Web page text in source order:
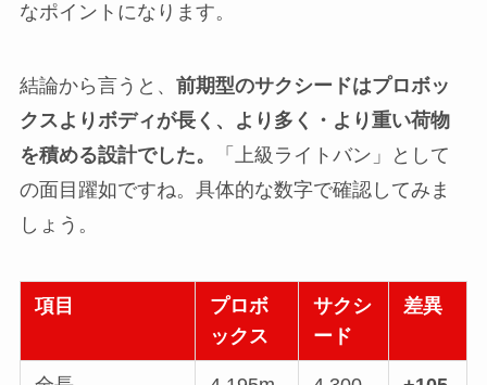
なポイントになります。
結論から言うと、 前期型のサクシードはプロボッ
クスよりボディが長く、より多く・より重い荷物
を積める設計でした。
「上級ライトバン」として
の面目躍如ですね。具体的な数字で確認してみま
しょう。
項目
プロボ
ックス
サクシ
ード
差異